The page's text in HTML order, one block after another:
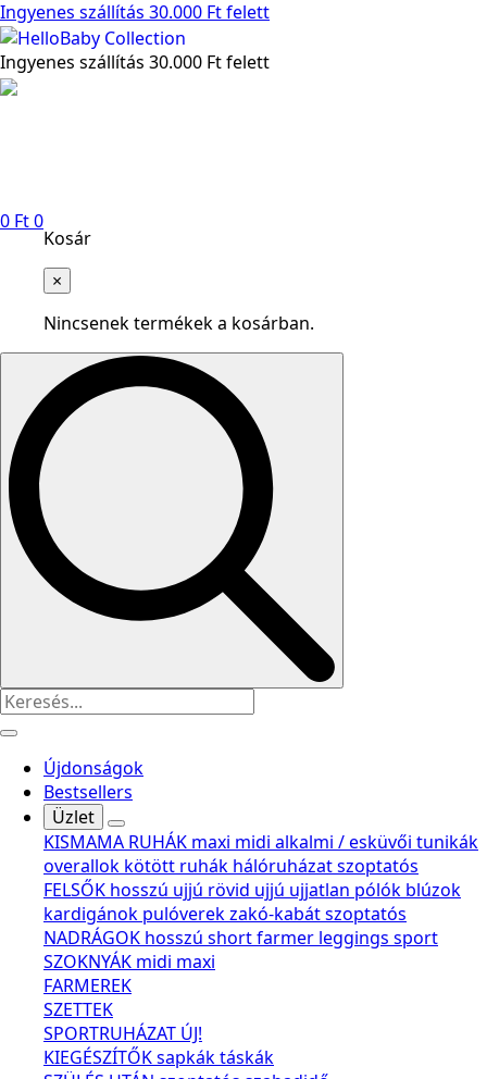
Ingyenes szállítás 30.000 Ft felett
Ingyenes szállítás 30.000 Ft felett
0 Ft0
Kosár
×
Nincsenek termékek a kosárban.
Search
Újdonságok
Bestsellers
Üzlet
KISMAMA RUHÁK maxi midi alkalmi / esküvői tunikák
overallok kötött ruhák hálóruházatszoptatós
FELSŐK hosszú ujjú rövid ujjú ujjatlan pólók blúzok
kardigánok pulóverekzakó-kabátszoptatós
NADRÁGOK hosszú shortfarmer leggings sport
SZOKNYÁK midi maxi
FARMEREK
SZETTEK
SPORTRUHÁZAT ÚJ!
KIEGÉSZÍTŐKsapkáktáskák